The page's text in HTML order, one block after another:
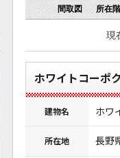
間取図 所在階
現
ホワイトコーポ
建物名 ホワ
所在地 長野